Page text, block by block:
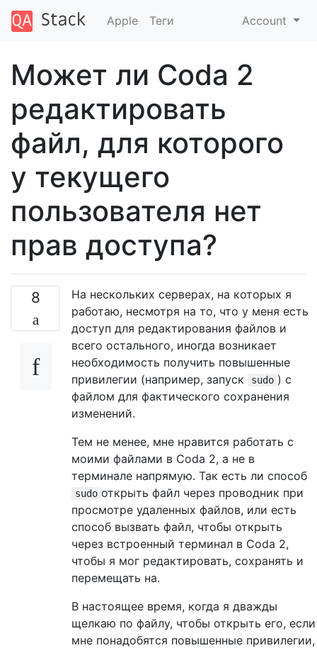
Apple Теги Account
Может ли Coda 2
редактировать
файл, для которого
у текущего
пользователя нет
прав доступа?
8
На нескольких серверах, на которых я
работаю, несмотря на то, что у меня есть
доступ для редактирования файлов и
всего остального, иногда возникает
необходимость получить повышенные
привилегии (например, запуск
sudo ) с
файлом для фактического сохранения
изменений.
Тем не менее, мне нравится работать с
моими файлами в Coda 2, а не в
терминале напрямую. Так есть ли способ
sudo открыть файл через проводник при
просмотре удаленных файлов, или есть
способ вызвать файл, чтобы открыть
через встроенный терминал в Coda 2,
чтобы я мог редактировать, сохранять и
перемещать на.
В настоящее время, когда я дважды
щелкаю по файлу, чтобы открыть его, если
мне понадобятся повышенные привилегии,